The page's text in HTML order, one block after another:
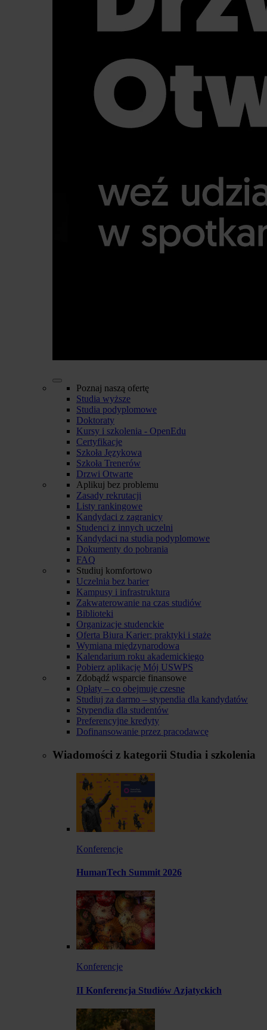
Poznaj naszą ofertę
Studia wyższe
Studia podyplomowe
Doktoraty
Kursy i szkolenia - OpenEdu
Certyfikacje
Szkoła Językowa
Szkoła Trenerów
Drzwi Otwarte
Aplikuj bez problemu
Zasady rekrutacji
Listy rankingowe
Kandydaci z zagranicy
Studenci z innych uczelni
Kandydaci na studia podyplomowe
Dokumenty do pobrania
FAQ
Studiuj komfortowo
Uczelnia bez barier
Kampusy i infrastruktura
Zakwaterowanie na czas studiów
Biblioteki
Organizacje studenckie
Oferta Biura Karier: praktyki i staże
Wymiana międzynarodowa
Kalendarium roku akademickiego
Pobierz aplikację Mój USWPS
Zdobądź wsparcie finansowe
Opłaty – co obejmuje czesne
Studiuj za darmo – stypendia dla kandydatów
Stypendia dla studentów
Preferencyjne kredyty
Dofinansowanie przez pracodawcę
Wiadomości z kategorii Studia i szkolenia
Konferencje
HumanTech Summit 2026
Konferencje
II Konferencja Studiów Azjatyckich